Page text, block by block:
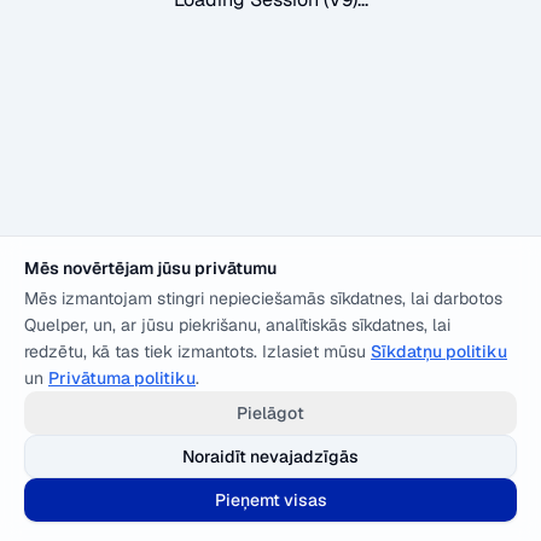
Mēs novērtējam jūsu privātumu
Mēs izmantojam stingri nepieciešamās sīkdatnes, lai darbotos
Quelper, un, ar jūsu piekrišanu, analītiskās sīkdatnes, lai
redzētu, kā tas tiek izmantots. Izlasiet mūsu Sīkdatņu politiku
un Privātuma politiku.
Pielāgot
Noraidīt nevajadzīgās
Pieņemt visas